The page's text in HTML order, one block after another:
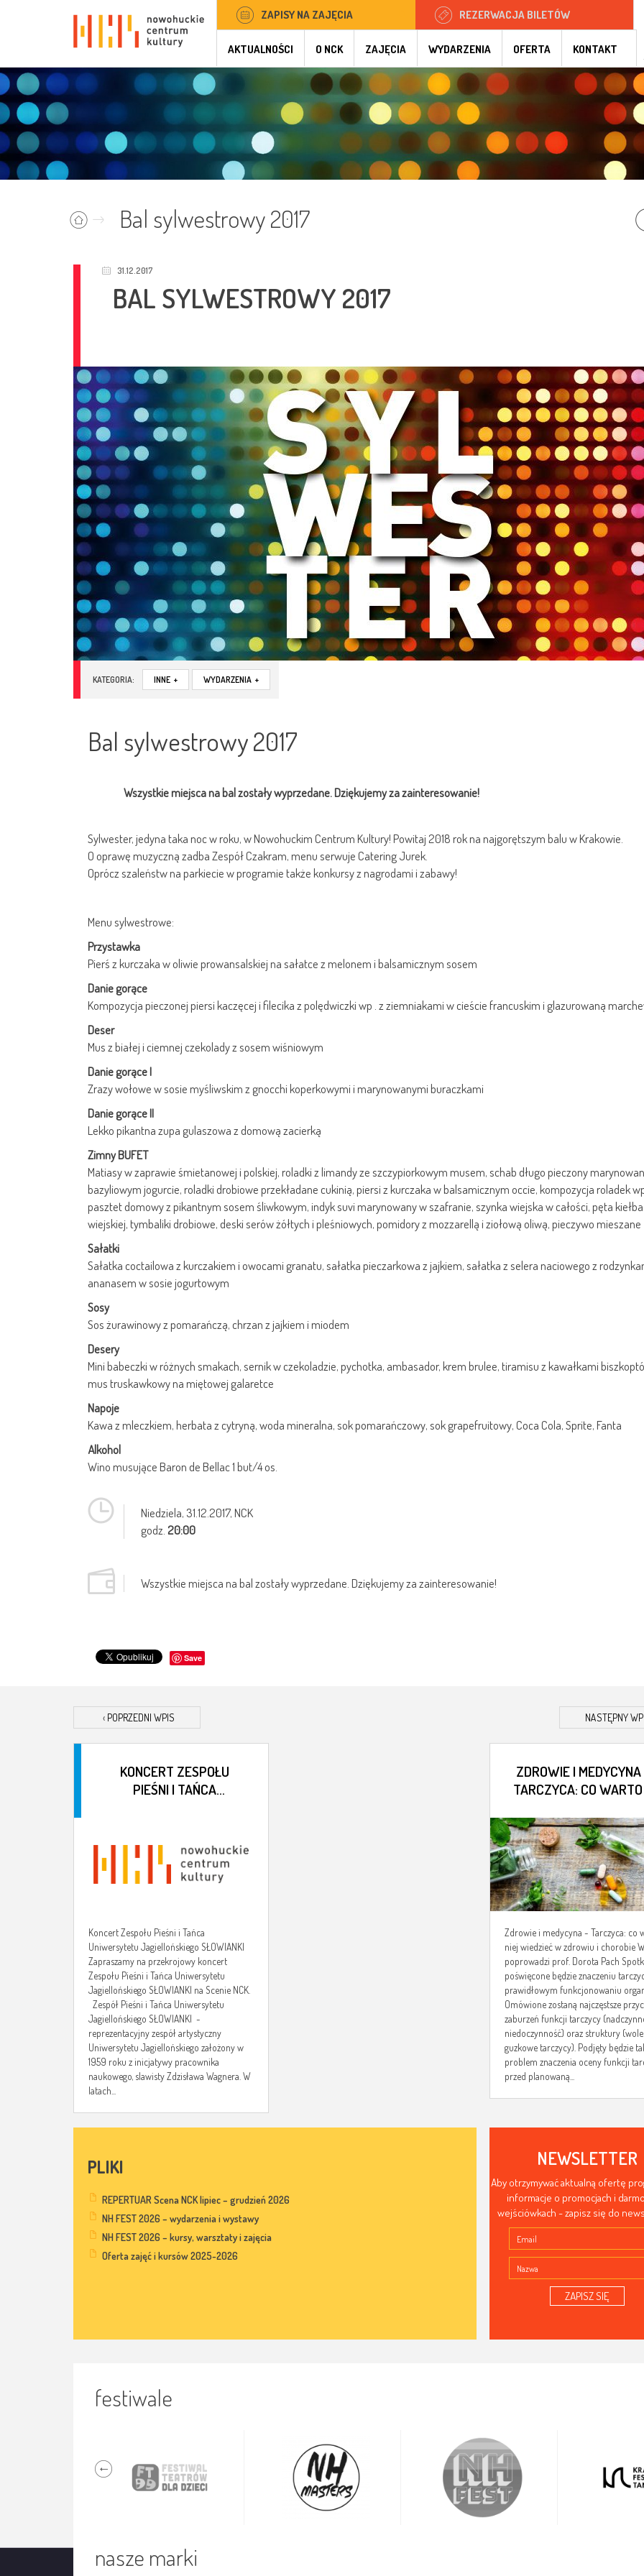
ZAPISY NA ZAJĘCIA REZERWACJA BILETÓW
AKTUALNOŚCI O NCK ZAJĘCIA WYDARZENIA OFERTA KONTAKT
Bal sylwestrowy 2017
31.12.2017
BAL SYLWESTROWY 2017
KATEGORIA: INNE + WYDARZENIA +
Bal sylwestrowy 2017
Wszystkie miejsca na bal zostały wyprzedane. Dziękujemy za zainteresowanie!
Sylwester, jedyna taka noc w roku, w Nowohuckim Centrum Kultury! Powitaj 2018 rok na najgorętszym balu w Krakowie.
O oprawę muzyczną zadba Zespół Czakram, menu serwuje Catering Jurek.
Oprócz szaleństw na parkiecie w programie także konkursy z nagrodami i zabawy!
Menu sylwestrowe:
Przystawka
Pierś z kurczaka w oliwie prowansalskiej na sałatce z melonem i balsamicznym sosem
Danie gorące
Kompozycja pieczonej piersi kaczęcej i filecika z polędwiczki wp . z ziemniakami w cieście francuskim i glazurowaną
Deser
Mus z białej i ciemnej czekolady z sosem wiśniowym
Danie gorące I
Zrazy wołowe w sosie myśliwskim z gnocchi koperkowymi i marynowanymi buraczkami
Danie gorące II
Lekko pikantna zupa gulaszowa z domową zacierką
Zimny BUFET
Matiasy w zaprawie śmietanowej i polskiej, roladki z limandy ze szczypiorkowym musem, schab długo pieczony
bazyliowym jogurcie, roladki drobiowe przekładane cukinią, piersi z kurczaka w balsamicznym occie, kompozycja roladek
pasztet domowy z pikantnym sosem śliwkowym, indyk suvi marynowany w szafranie, szynka wiejska w całości, pęta
wiejskiej, tymbaliki drobiowe, deski serów żółtych i pleśniowych, pomidory z mozzarellą i ziołową oliwą, pieczywo mieszane
Sałatki
Sałatka coctailowa z kurczakiem i owocami granatu, sałatka pieczarkowa z jajkiem, sałatka z selera naciowego z
ananasem w sosie jogurtowym
Sosy
Sos żurawinowy z pomarańczą, chrzan z jajkiem i miodem
Desery
Mini babeczki w różnych smakach, sernik w czekoladzie, pychotka, ambasador, krem brulee, tiramisu z kawałkami
mus truskawkowy na miętowej galaretce
Napoje
Kawa z mleczkiem, herbata z cytryną, woda mineralna, sok pomarańczowy, sok grapefruitowy, Coca Cola, Sprite, Fanta
Alkohol
Wino musujące Baron de Bellac 1 but/4 os.
Niedziela, 31.12.2017, NCK
godz. 20:00
Wszystkie miejsca na bal zostały wyprzedane. Dziękujemy za zainteresowanie!
Save
‹ POPRZEDNI WPIS
KONCERT ZESPOŁU
PIEŚNI I TAŃCA
SŁOWIANKI
Koncert Zespołu Pieśni i Tańca
Uniwersytetu Jagiellońskiego SŁOWIANKI
Zapraszamy na przekrojowy koncert
Zespołu Pieśni i Tańca Uniwersytetu
Jagiellońskiego SŁOWIANKI na Scenie NCK.
Zespół Pieśni i Tańca Uniwersytetu
Jagiellońskiego SŁOWIANKI -
reprezentacyjny zespół artystyczny
Uniwersytetu Jagiellońskiego założony w
1959 roku z inicjatywy pracownika
naukowego, slawisty Zdzisława Wagnera. W
latach...
NASTĘPNY
ZDROWIE I
TARCZYCA: CO
ZDROWIU I CHOROBIE
Zdrowie i medycyna - Tarczyca: co
niej wiedzieć w zdrowiu i chorobie
poprowadzi prof. Dorota Pach
poświęcone będzie znaczeniu
prawidłowym funkcjonowaniu
Omówione zostaną najczęstsze
zaburzeń funkcji tarczycy
niedoczynność) oraz struktury (wole
guzkowe tarczycy). Podjęty będzie
problem znaczenia oceny funkcji
przed planowaną...
PLIKI
REPERTUAR Scena NCK lipiec – grudzień 2026
NH FEST 2026 – wydarzenia i wystawy
NH FEST 2026 – kursy, warsztaty i zajęcia
Oferta zajęć i kursów 2025-2026
NEWSLETTER
Aby otrzymywać aktualną ofertę
informacje o promocjach i
wejściówkach - zapisz się do
ZAPISZ SIĘ
festiwale
nasze marki